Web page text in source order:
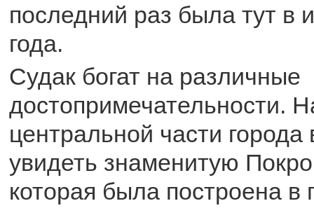
последний раз была тут в
года.
Судак богат на различные
достопримечательности.
центральной части
увидеть знаменитую
которая была построена в